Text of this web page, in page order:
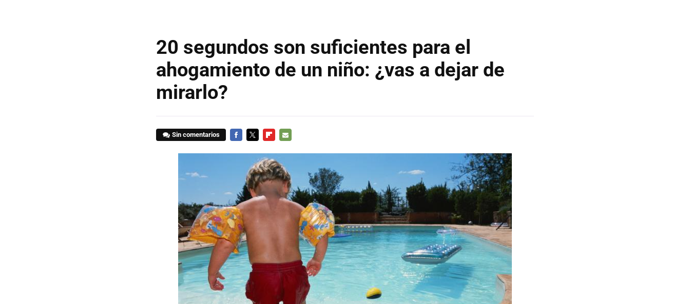
20 segundos son suficientes para el
ahogamiento de un niño: ¿vas a dejar de
mirarlo?
Sin comentarios